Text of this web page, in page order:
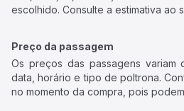
escolhido. Consulte a estimativa ao
Preço da passagem
Os preços das passagens variam
data, horário e tipo de poltrona.
no momento da compra, pois